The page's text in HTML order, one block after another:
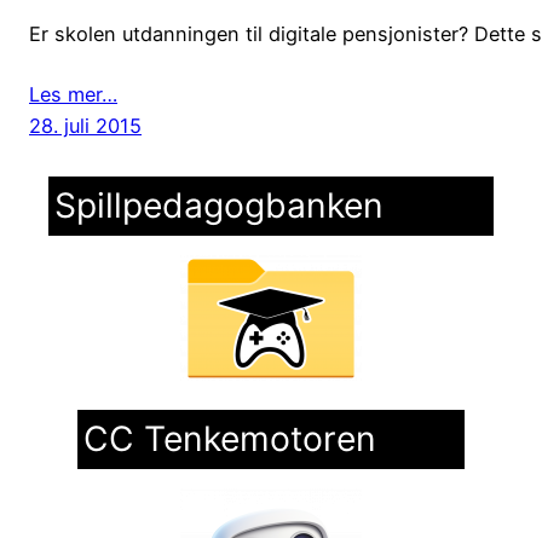
Er skolen utdanningen til digitale pensjonister? Dette
Les mer…
28. juli 2015
Spillpedagogbanken
CC Tenkemotoren